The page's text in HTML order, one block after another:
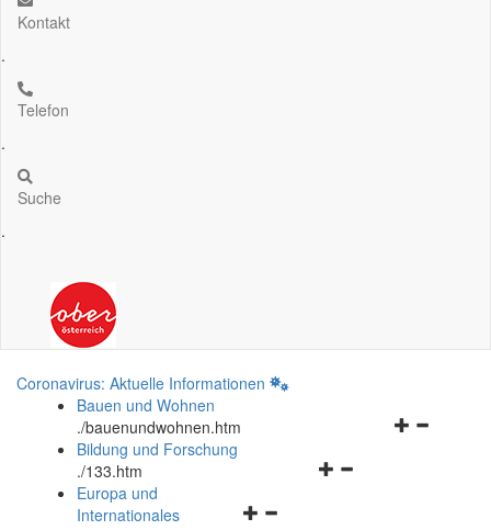
Kontakt
.
Telefon
.
Suche
.
Coronavirus: Aktuelle Informationen
Bauen und Wohnen
./bauenundwohnen.htm
Navigationsmenü
Bildung und Forschung
./133.htm
Navigationsmenü
Europa und
Internationales